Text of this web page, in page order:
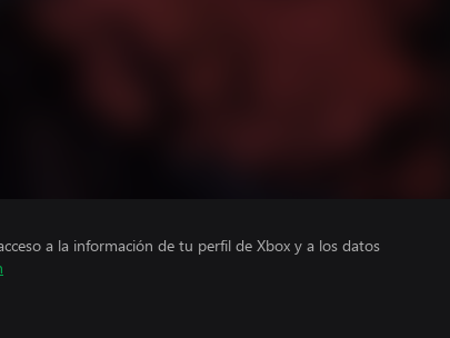
a la información de tu perfil de Xbox y a los datos